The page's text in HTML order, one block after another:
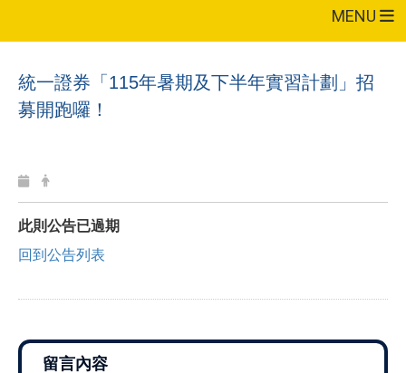
MENU
統一證券「 115年暑期及下半年實習計劃」招
募開跑囉！
此則公告已過期
回到公告列表